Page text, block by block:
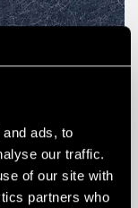
ads, to
our traffic.
of our site with
partners who